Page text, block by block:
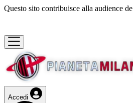
Questo sito contribuisce alla audience de
Accedi